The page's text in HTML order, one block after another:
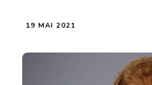
19 MAI 2021